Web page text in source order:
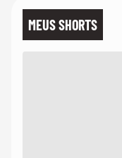
MEUS SHORTS